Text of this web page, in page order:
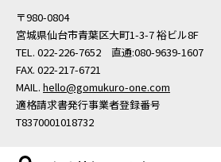
〒980-0804
宮城県仙台市青葉区大町1-3-7 裕ビル8F
TEL. 022-226-7652 直通:080-9639-1607
FAX. 022-217-6721
MAIL. hello@gomukuro-one.com
適格請求書発行事業者登録番号
T8370001018732